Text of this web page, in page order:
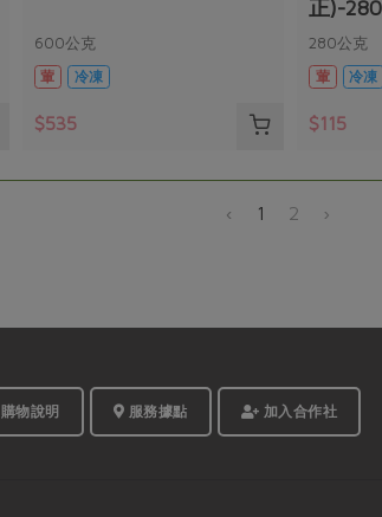
600公克
葷
冷凍
$535
正)-
280公克
葷
冷凍
$115
‹ 1 2 ›
購物說明 服務據點 加入合作社